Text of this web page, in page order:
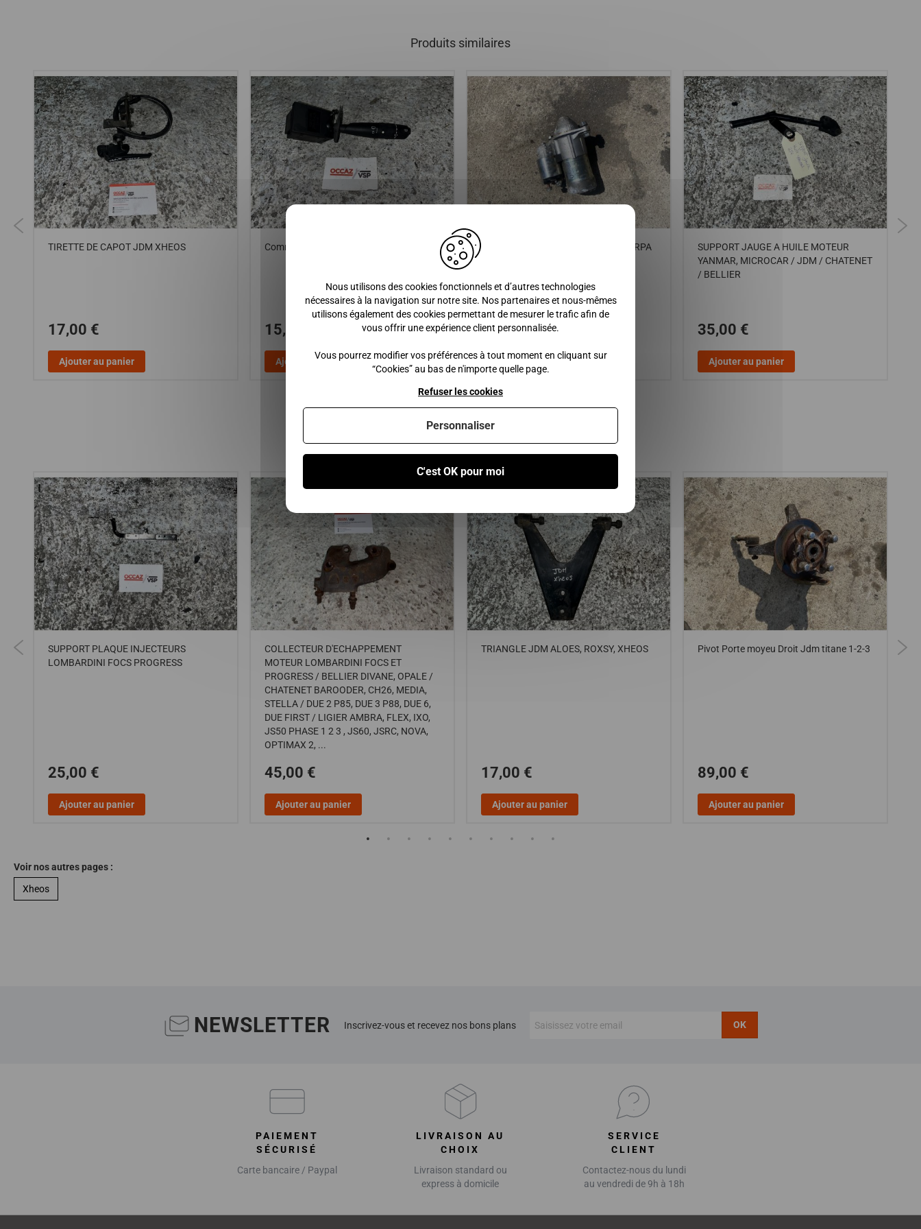
Produits similaires
TIRETTE DE CAPOT JDM XHEOS
17,00 €
Ajouter au panier
Commodo d'essuie glace
15,00 €
Ajouter au panier
Demarreur Yanmar, MICROCAR SHERPA
CH26, CH32, CH33, CH39 / BELLIER
VX550, VX650, DIVANE, OPALE, ...
89,00 €
Ajouter au panier
SUPPORT JAUGE A HUILE MOTEUR
YANMAR, MICROCAR / JDM / CHATENET
/ BELLIER
35,00 €
Ajouter au panier
Vous pourriez également être intéressé par
SUPPORT PLAQUE INJECTEURS
LOMBARDINI FOCS PROGRESS
25,00 €
Ajouter au panier
COLLECTEUR D'ECHAPPEMENT
MOTEUR LOMBARDINI FOCS ET
PROGRESS / BELLIER DIVANE, OPALE /
CHATENET BAROODER, CH26, MEDIA,
STELLA / DUE 2 P85, DUE 3 P88, DUE 6,
DUE FIRST / LIGIER AMBRA, FLEX, IXO,
JS50 PHASE 1 2 3 , JS60, JSRC, NOVA,
OPTIMAX 2, ...
45,00 €
Ajouter au panier
TRIANGLE JDM ALOES, ROXSY, XHEOS
17,00 €
Ajouter au panier
Pivot Porte moyeu Droit Jdm titane 1-2-3
89,00 €
Ajouter au panier
Voir nos autres pages :
Xheos
NEWSLETTER Inscrivez-vous et recevez nos bons plans OK
PAIEMENT
SÉCURISÉ
Carte bancaire / Paypal
LIVRAISON AU
CHOIX
Livraison standard ou
express à domicile
SERVICE
CLIENT
Contactez-nous du lundi
au vendredi de 9h à 18h
Nous utilisons des cookies fonctionnels et d’autres technologies
nécessaires à la navigation sur notre site. Nos partenaires et nous-mêmes
utilisons également des cookies permettant de mesurer le trafic afin de
vous offrir une expérience client personnalisée.
Vous pourrez modifier vos préférences à tout moment en cliquant sur
“Cookies” au bas de n'importe quelle page.
C'est OK pour moi
Refuser les cookies
Personnaliser